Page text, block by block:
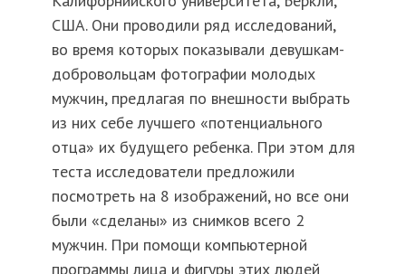
США. Они проводили ряд исследований,
во время которых показывали девушкам-
добровольцам фотографии молодых
мужчин, предлагая по внешности выбрать
из них себе лучшего «потенциального
отца» их будущего ребенка. При этом для
теста исследователи предложили
посмотреть на 8 изображений, но все они
были «сделаны» из снимков всего 2
мужчин. При помощи компьютерной
программы лица и фигуры этих людей